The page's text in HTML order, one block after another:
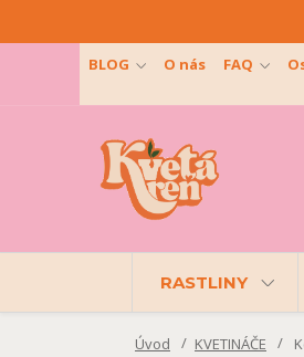
BLOG O nás FAQ
RASTLINY
Úvod KVETINÁČE